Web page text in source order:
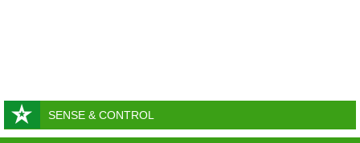
SENSE & CONTROL